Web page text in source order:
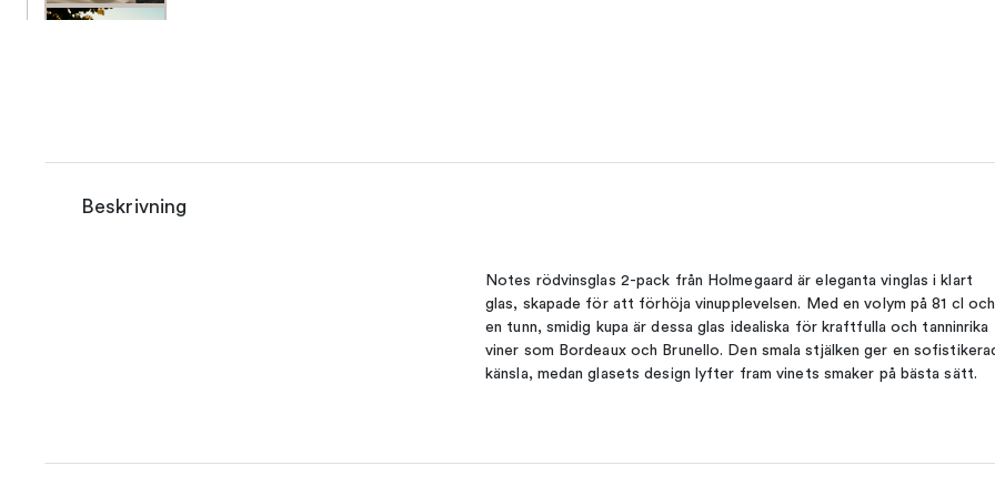
Beskrivning
Notes rödvinsglas 2-pack från Holmegaard är eleganta vinglas i klart
glas, skapade för att förhöja vinupplevelsen. Med en volym på 81 cl och
en tunn, smidig kupa är dessa glas idealiska för kraftfulla och tanninrika
viner som Bordeaux och Brunello. Den smala stjälken ger en
känsla, medan glasets design lyfter fram vinets smaker på bästa sätt.